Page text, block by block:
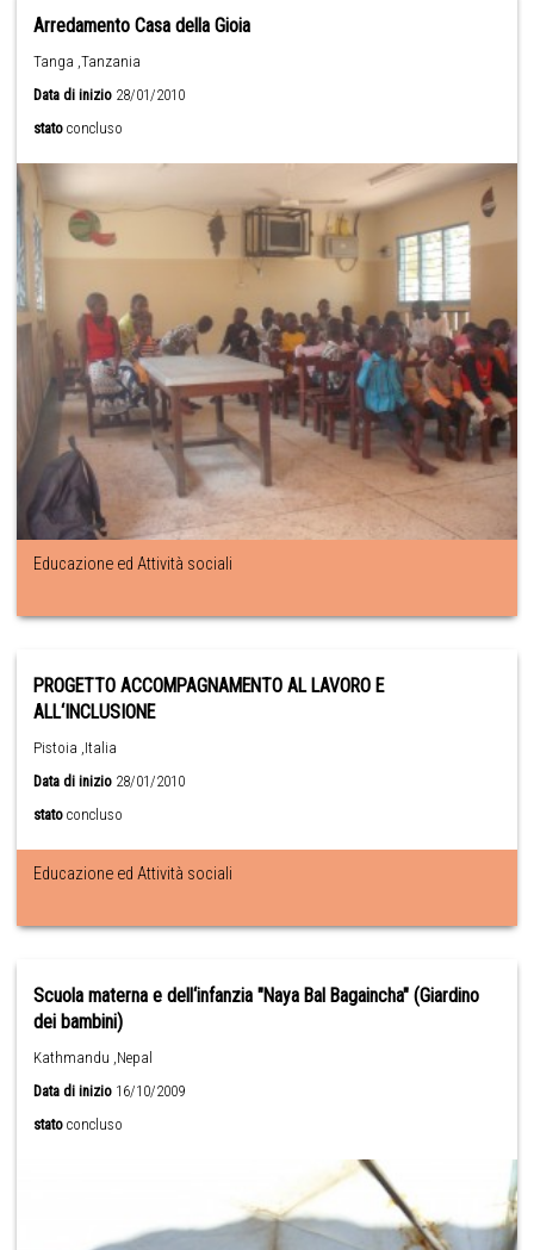
Arredamento Casa della Gioia
Tanga ,Tanzania
Data di inizio 28/01/2010
stato concluso
Educazione ed Attività sociali
PROGETTO ACCOMPAGNAMENTO AL LAVORO E
ALL‘INCLUSIONE
Pistoia ,Italia
Data di inizio 28/01/2010
stato concluso
Educazione ed Attività sociali
Scuola materna e dell‘infanzia "Naya Bal Bagaincha" (Giardino
dei bambini)
Kathmandu ,Nepal
Data di inizio 16/10/2009
stato concluso